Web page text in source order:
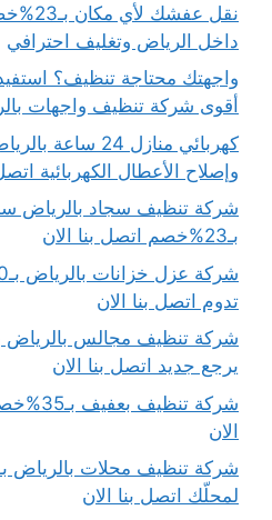
نقل
داخل الرياض وتغليف احترافي
أقوى شركة تنظيف واجهات
وإصلاح الأعطال الكهربائية
شركة تنظيف سجاد بالرياض
بـ23%خصم اتصل بنا الان
تدوم اتصل بنا الان
يرجع جديد اتصل بنا الان
شركة
الان
لمحلّك اتصل بنا الان